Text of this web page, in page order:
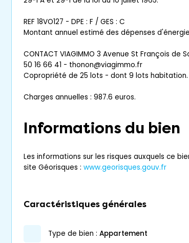
REF 18VO127 - DPE : F / GES : C
Montant annuel estimé des dépenses
CONTACT VIAGIMMO 3 Avenue St François de
50 16 66 41 - thonon@viagimmo.fr
Copropriété de 25 lots - dont 9 lots
Charges annuelles : 987.6 euros.
Informations du bien
Les informations sur les risques auxquels ce
site Géorisques : www.georisques.gouv.fr
Caractéristiques générales
type de bien : appartement